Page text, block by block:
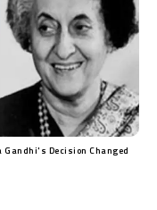
Gandhi's Decision Changed